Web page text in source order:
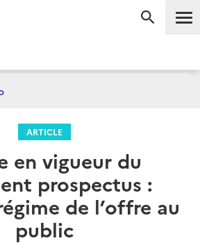
ARTICLE
en vigueur du
prospectus :
de l’offre au
public